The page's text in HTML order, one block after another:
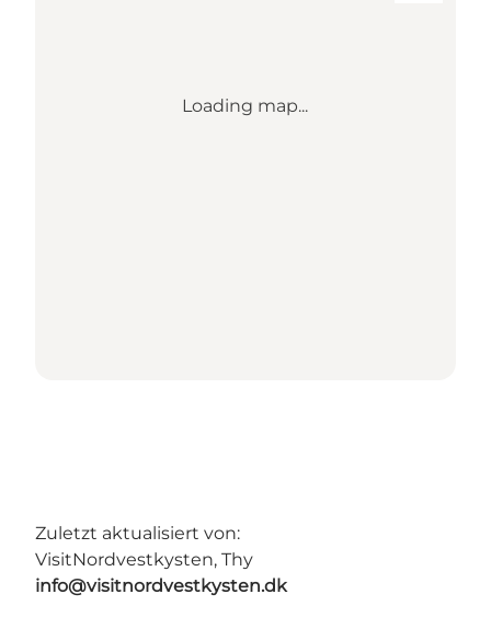
Loading map...
Zuletzt aktualisiert von:
VisitNordvestkysten, Thy
info@visitnordvestkysten.dk